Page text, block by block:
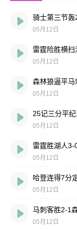
05月12日
05月12日
05月12日
05月12日
05月12日
05月12日
马刺客胜2-1
05月12日